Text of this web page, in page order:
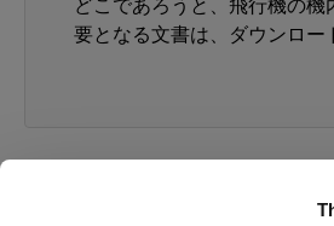
どこであろうと、飛行機の
要となる文書は、ダウンロー